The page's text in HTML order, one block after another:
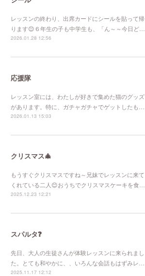
レッスンの終わり、出席カードにシールを貼って帰
ります😊６年生の子も中学生も、「ん～～今日ど…
2026.01.28 12:56
応援隊
レッスン室には、わたしが好きで集めた猫のグッズ
があります。特に、ガチャガチャでゲットしたも…
2026.01.13 15:03
クリスマス🎄
もうすぐクリスマスですね～兄妹でレッスンに来て
くれている二人😊おうちでクリスマスケーキを食…
2025.12.23 12:21
スパルタ❓
先日、大人の生徒さんが体験レッスンに来られまし
た。とても和やかに、、いろんな会話もはずみレ…
2025.11.17 12:12